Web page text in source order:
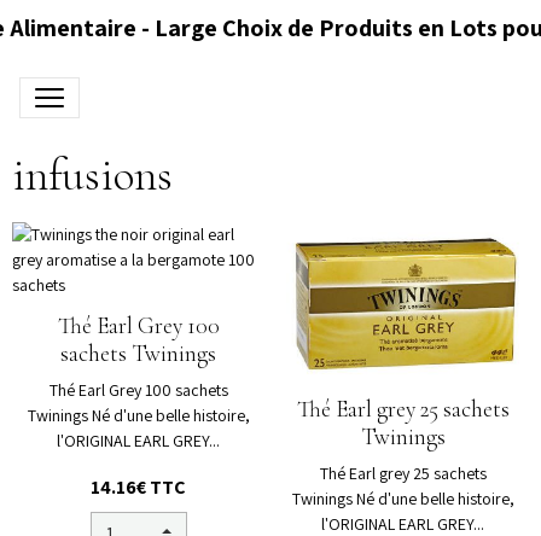
Alimentaire - Large Choix de Produits en Lots
infusions
Thé Earl Grey 100
sachets Twinings
Thé Earl Grey 100 sachets
Twinings Né d'une belle histoire,
l'ORIGINAL EARL GREY...
14.16€TTC
Thé Earl grey 25 sachets
Twinings
Thé Earl grey 25 sachets
Twinings Né d'une belle histoire,
l'ORIGINAL EARL GREY...